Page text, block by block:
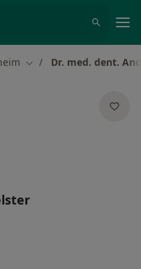
Stadt ändern
Dr. med. dent.